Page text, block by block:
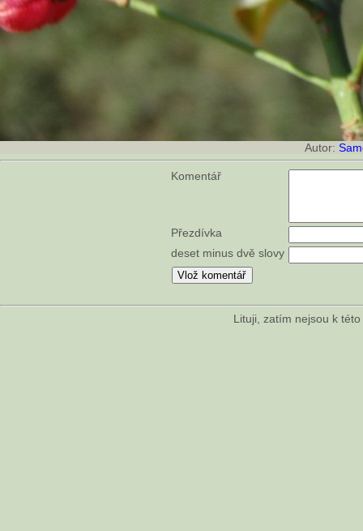
Autor:
Komentář
Přezdívka
deset minus dvě slovy
Lituji, zatím nejsou k